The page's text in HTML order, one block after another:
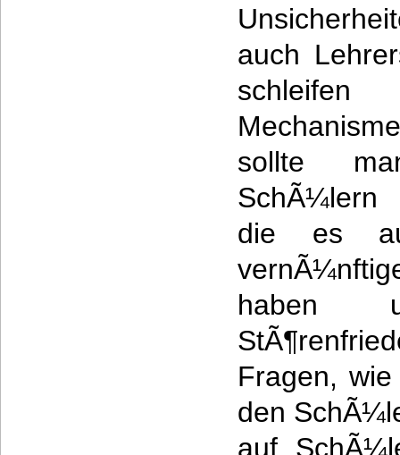
auch
sollte
SchÃ¼lern
die es
haben
Fragen,
den
auf